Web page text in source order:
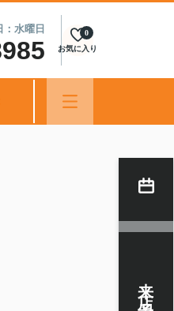
水曜日
お気に入り
0
来店予約